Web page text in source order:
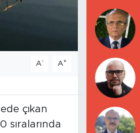
A- A+
çıkan
sıralarında